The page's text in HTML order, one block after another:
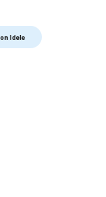
Idele